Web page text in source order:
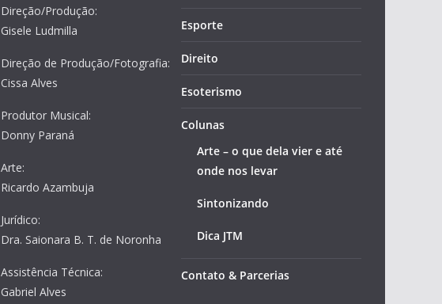
Direção/Produção:
Gisele Ludmilla
Direção de Produção/Fotografia:
Cissa Alves
Produtor Musical:
Donny Paraná
Arte:
Ricardo Azambuja
Jurídico:
Dra. Saionara B. T. de Noronha
Assistência Técnica:
Gabriel Alves
Esporte
Direito
Esoterismo
Colunas
Arte – o que dela vier e até
onde nos levar
Sintonizando
Dica JTM
Contato & Parcerias